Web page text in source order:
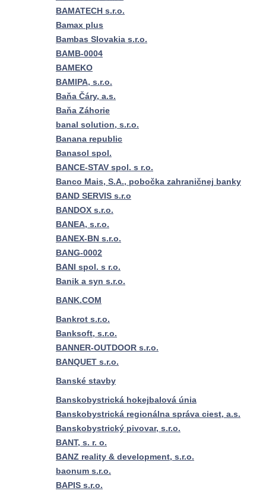
BAMATECH s.r.o.
Bamax plus
Bambas Slovakia s.r.o.
BAMB-0004
BAMEKO
BAMIPA, s.r.o.
Baňa Čáry, a.s.
Baňa Záhorie
banal solution, s.r.o.
Banana republic
Banasol spol.
BANCE-STAV spol. s r.o.
Banco Mais, S.A., pobočka zahraničnej banky
BAND SERVIS s.r.o
BANDOX s.r.o.
BANEA, s.r.o.
BANEX-BN s.r.o.
BANG-0002
BANI spol. s r.o.
Banik a syn s.r.o.
BANK.COM
Bankrot s.r.o.
Banksoft, s.r.o.
BANNER-OUTDOOR s.r.o.
BANQUET s.r.o.
Banské stavby
Banskobystrická hokejbalová únia
Banskobystrická regionálna správa ciest, a.s.
Banskobystrický pivovar, s.r.o.
BANT, s. r. o.
BANZ reality & development, s.r.o.
baonum s.r.o.
BAPIS s.r.o.